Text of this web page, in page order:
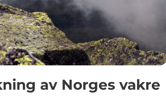
av Norges vakre